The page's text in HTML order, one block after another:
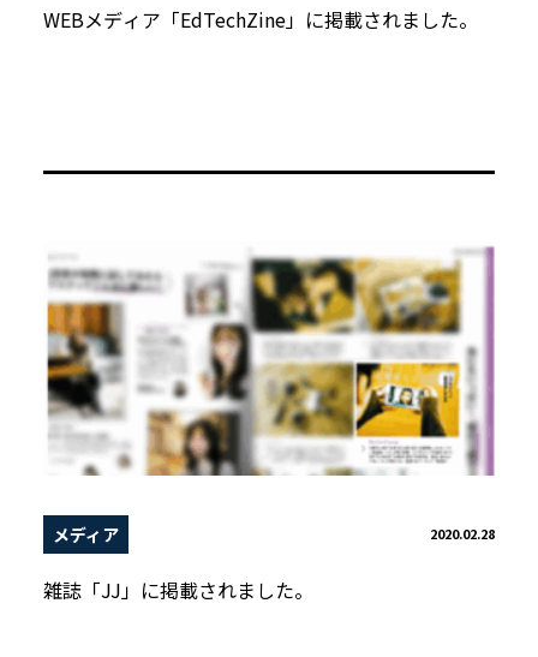
WEBメディア「EdTechZine」に掲載されました。
メディア 2020.02.28
雑誌「JJ」に掲載されました。